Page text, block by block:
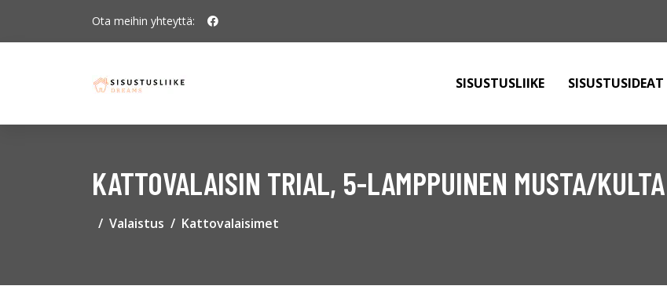
Ota meihin yhteyttä:
SISUSTUSLIIKE SISUSTUSIDEAT
KATTOVALAISIN TRIAL, 5-LAMPPUINEN MUSTA/KULTA
Valaistus Kattovalaisimet